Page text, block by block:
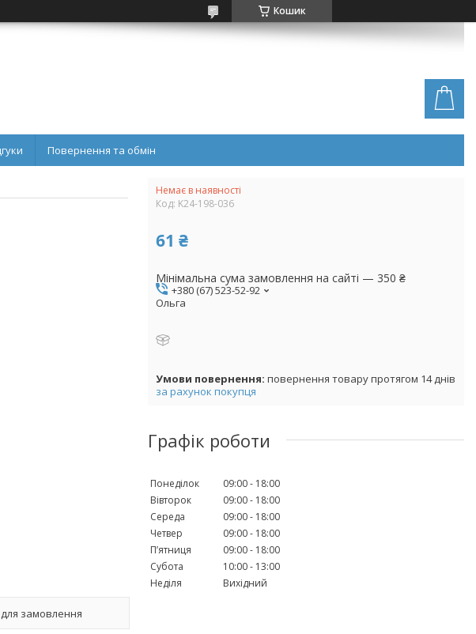
Кошик
Повернення та обмін
замовлення
Немає в наявності
Код: K24-198-036
61 ₴
Мінімальна сума замовлення на сайті — 350 ₴
+380 (67) 523-52-92
Ольга
повернення товару протягом 14 днів
за рахунок покупця
Графік роботи
Понеділок 09:00
18:00
Вівторок
09:00
18:00
Середа
09:00
18:00
Четвер
09:00
18:00
Пʼятниця
09:00
18:00
Субота
10:00
13:00
Неділя
Вихідний